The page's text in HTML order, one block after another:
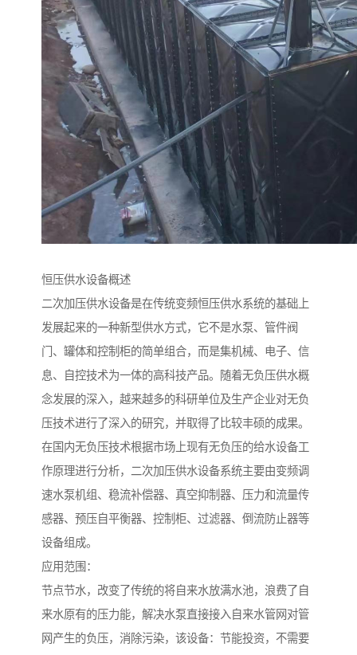
恒压供水设备概述
二次加压供水设备是在传统变频恒压供水系统的基础上
发展起来的一种新型供水方式，它不是水泵、管件阀
门、罐体和控制柜的简单组合，而是集机械、电子、信
息、自控技术为一体的高科技产品。随着无负压供水概
念发展的深入，越来越多的科研单位及生产企业对无负
压技术进行了深入的研究，并取得了比较丰硕的成果。
在国内无负压技术根据市场上现有无负压的给水设备工
作原理进行分析，二次加压供水设备系统主要由变频调
速水泵机组、稳流补偿器、真空抑制器、压力和流量传
感器、预压自平衡器、控制柜、过滤器、倒流防止器等
设备组成。
应用范围：
节点节水，改变了传统的将自来水放满水池，浪费了自
来水原有的压力能，解决水泵直接接入自来水管网对管
网产生的负压，消除污染，该设备：节能投资，不需要